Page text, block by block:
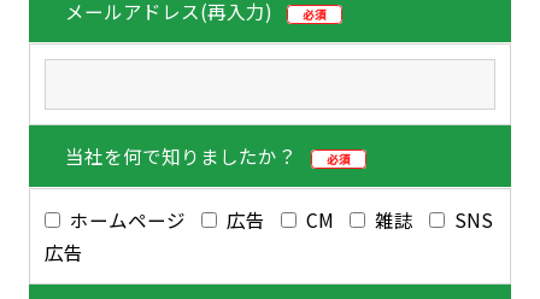
メールアドレス(再入力) 必須
当社を何で知りましたか？ 必須
ホームページ 広告 CM 雑誌
SNS
広告